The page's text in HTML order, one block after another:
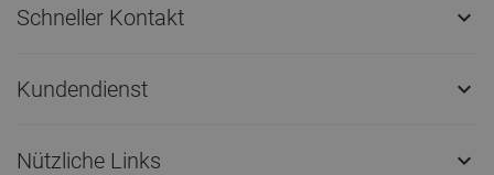
Schneller Kontakt 
Kundendienst 
Nützliche Links 